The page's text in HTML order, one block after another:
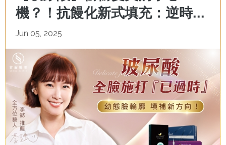
機？！抗饅化新式填充：逆時...
Jun 05, 2025